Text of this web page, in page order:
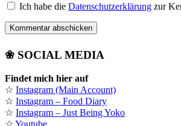
Ich habe die Datenschutzerklärung zur
❀ SOCIAL MEDIA
Findet mich hier auf
☆ Instagram (Main Account)
☆ Instagram – Food Diary
☆ Instagram – Just Being Yoko
☆ Youtube